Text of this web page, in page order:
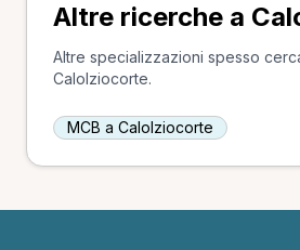
Altre ricerche a
Altre specializzazioni spesso
Calolziocorte.
MCB a Calolziocorte